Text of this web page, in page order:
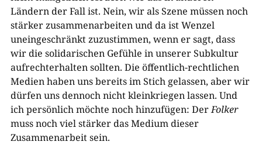
Ländern der Fall ist. Nein, wir als Szene müssen noch
stärker zusammenarbeiten und da ist Wenzel
uneingeschränkt zuzustimmen, wenn er sagt, dass
wir die solidarischen Gefühle in unserer Subkultur
aufrechterhalten sollten. Die öffentlich-rechtlichen
Medien haben uns bereits im Stich gelassen, aber wir
dürfen uns dennoch nicht kleinkriegen lassen. Und
ich persönlich möchte noch hinzufügen: DerFolker
muss noch viel stärker das Medium dieser
Zusammenarbeit sein.